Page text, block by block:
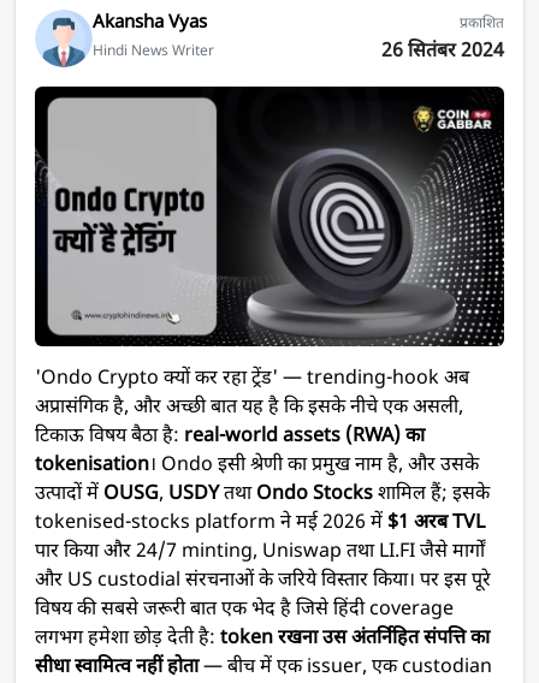
Akansha Vyas
Hindi News Writer
प्रकाशित
26 सितंबर 2024
Ondo Finance: Tokenised Treasuries, Stocks और असली
'Ondo Crypto क्यों कर रहा ट्रेंड' — trending-hook अब
अप्रासंगिक है, और अच्छी बात यह है कि इसके नीचे एक असली,
टिकाऊ विषय बैठा है: real-world assets (RWA) का
tokenisation। Ondo इसी श्रेणी का प्रमुख नाम है, और उसके
उत्पादों में OUSG, USDYतथाOndo Stocksशामिल हैं; इसके
tokenised-stocks platform ने मई 2026 में $1 अरब TVL
पार किया और 24/7 minting, Uniswap तथा LI.FI जैसे मार्गों
और US custodial संरचनाओं के जरिये विस्तार किया। पर इस पूरे
विषय की सबसे जरूरी बात एक भेद है जिसे हिंदी coverage
लगभग हमेशा छोड़ देती है: token रखना उस अंतर्निहित संपत्ति का
सीधा स्वामित्व नहीं होता— बीच में एक issuer, एक custodian